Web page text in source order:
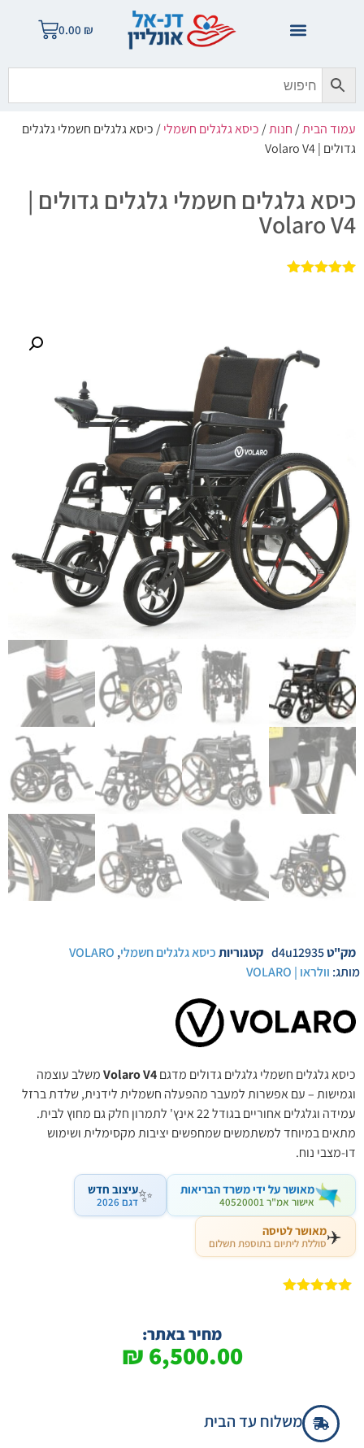
0.00 ₪
עמוד הבית/חנות/כיסא גלגלים חשמלי/ כיסא גלגלים חשמלי גלגלים
גדולים | Volaro V4
כיסא גלגלים חשמלי גלגלים גדולים |
Volaro V4
מק"טd4u12935 קטגוריותכיסא גלגלים חשמלי,
VOLARO
מותג: וולראו | VOLARO
כיסא גלגלים חשמלי גלגלים גדולים מדגםVolaro V4משלב עוצמה
וגמישות – עם אפשרות למעבר מהפעלה חשמלית לידנית, שלדת ברזל
עמידה וגלגלים אחוריים בגודל 22 אינץ' לתמרון חלק גם מחוץ לבית.
מתאים במיוחד למשתמשים שמחפשים יציבות מקסימלית ושימוש
דו-מצבי נוח.
מאושר על ידי משרד הבריאות
אישור אמ"ר 40520001 ✨עיצוב חדש
דגם 2026
✈️מאושר לטיסה
סוללת ליתיום בתוספת תשלום
מחיר באתר:
6,500.00
₪
משלוח עד הבית